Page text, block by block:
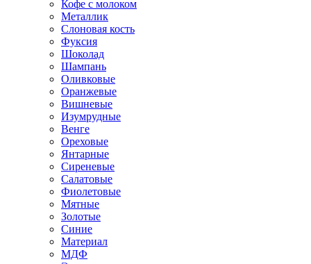
Кофе с молоком
Металлик
Слоновая кость
Фуксия
Шоколад
Шампань
Оливковые
Оранжевые
Вишневые
Изумрудные
Венге
Ореховые
Янтарные
Сиреневые
Салатовые
Фиолетовые
Мятные
Золотые
Синие
Материал
МДФ